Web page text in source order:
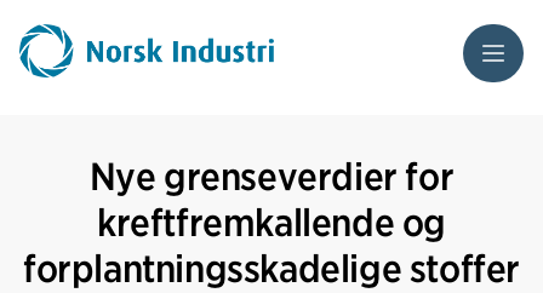
Meny
Nye grenseverdier for
kreftfremkallende og
forplantningsskadelige stoffer